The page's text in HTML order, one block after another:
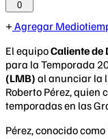
0
Agregar
El equipoCaliente de
para la Temporada
(LMB) al anunciar la
Roberto Pérez, quien
temporadas en las
Pérez, conocido